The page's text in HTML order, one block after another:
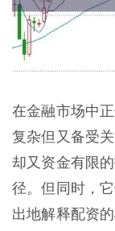
在金融市场中
复杂但又备受
却又资金有限
径。但同时，
出地解释配资